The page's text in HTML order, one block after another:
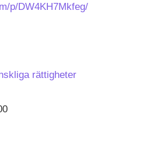
p/DW4KH7Mkfeg/
rättigheter